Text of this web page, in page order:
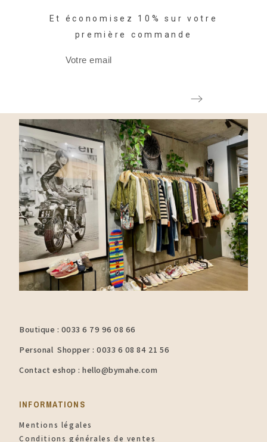
Et économisez 10% sur votre
première commande
Boutique : 0033 6 79 96 08 66
Personal Shopper : 0033 6 08 84 21 56
Contact eshop : hello@bymahe.com
INFORMATIONS​
Mentions légales
Conditions générales de ventes